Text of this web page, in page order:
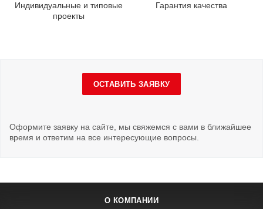
Индивидуальные и типовые
проекты
Гарантия качества
ОСТАВИТЬ ЗАЯВКУ
Оформите заявку на сайте, мы свяжемся с вами в ближайшее
время и ответим на все интересующие вопросы.
О КОМПАНИИ